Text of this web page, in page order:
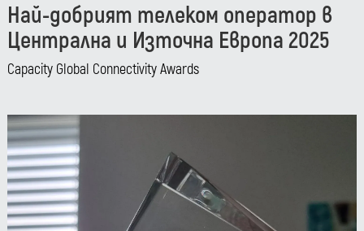
Най-добрият телеком оператор в
Централна и Източна Европа 2025
Capacity Global Connectivity Awards